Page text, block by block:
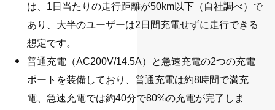
は、1日当たりの走行距離が50km以下（自社調べ）で
あり、大半のユーザーは2日間充電せずに走行できる
想定です。
普通充電（AC200V/14.5A）と急速充電の2つの充電
ポートを装備しており、普通充電は約8時間で満充
電、急速充電では約40分で80%の充電が完了しま